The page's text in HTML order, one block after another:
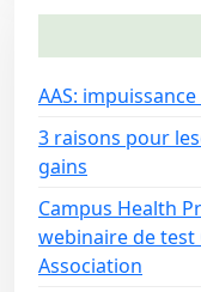
AAS:
3 raisons pour
gains
Campus Health
webinaire de test
Association